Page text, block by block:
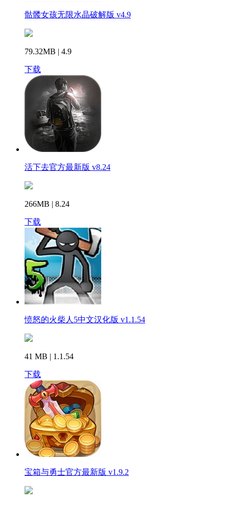
骷髅女孩无限水晶破解版 v4.9
79.32MB | 4.9
下载
活下去官方最新版 v8.24
266MB | 8.24
下载
愤怒的火柴人5中文汉化版 v1.1.54
41 MB | 1.1.54
下载
宝箱与勇士官方最新版 v1.9.2